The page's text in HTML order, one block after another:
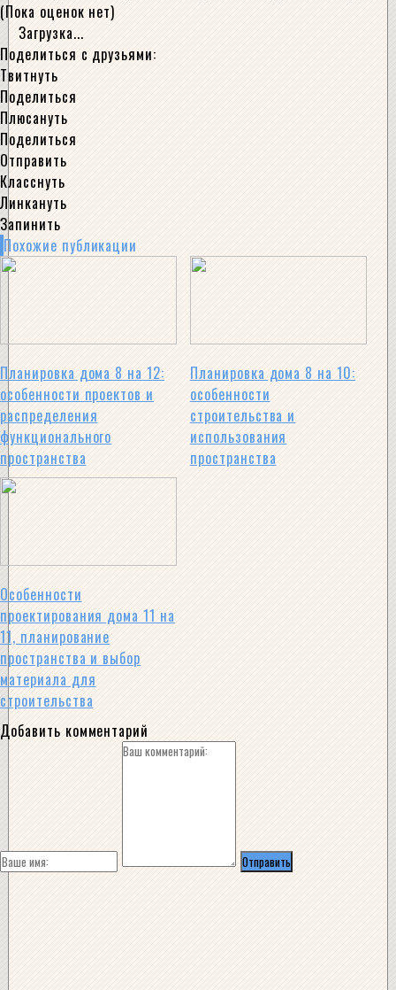
(Пока оценок нет)
Загрузка...
Поделиться с друзьями:
Твитнуть
Поделиться
Плюсануть
Поделиться
Отправить
Класснуть
Линкануть
Запинить
Похожие публикации
Планировка дома 8 на 12:
особенности проектов и
распределения
функционального
пространства
Планировка дома 8 на 10:
особенности
строительства и
использования
пространства
Особенности
проектирования дома 11 на
11, планирование
пространства и выбор
материала для
строительства
Добавить комментарий